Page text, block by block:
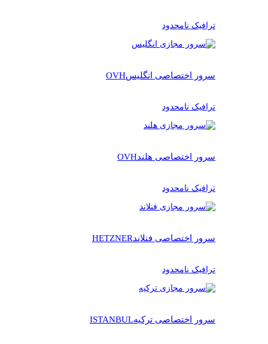
ترافیک نامحدود
سرور اختصاصی انگلیسOVH
ترافیک نامحدود
سرور اختصاصی هلندOVH
ترافیک نامحدود
سرور اختصاصی فنلاندHETZNER
ترافیک نامحدود
سرور اختصاصی ترکیهISTANBUL